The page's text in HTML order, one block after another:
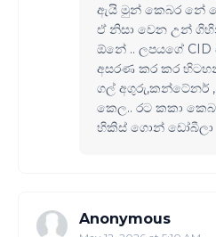
ඇයි මුන් කෙබර නේ
ඒ නිසා වෙන උන්
ඕනේ .. ලපයගේ CID
අසරණ කර කර
ගල් අගුරු,කන්ටේනර්
කෙල.. රට කකා
හිකිස් ගොන් ඩෝබීලා
Anonymous